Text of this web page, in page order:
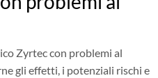
Zyrtec con problemi al
gli effetti, i potenziali rischi e